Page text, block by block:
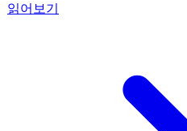
읽어보기